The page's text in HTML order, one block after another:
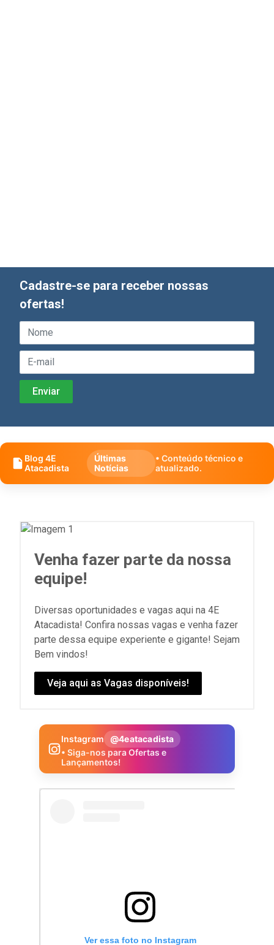
Cadastre-se para receber nossas
ofertas!
Blog 4E
Atacadista
Últimas
Notícias
• Conteúdo técnico e
atualizado.
Venha fazer parte da nossa
equipe!
Diversas oportunidades e vagas aqui na 4E
Atacadista! Confira nossas vagas e venha fazer
parte dessa equipe experiente e gigante! Sejam
Bem vindos!
Veja aqui as Vagas disponíveis!
Instagram
@4eatacadista
• Siga-nos para Ofertas e
Lançamentos!
Ver essa foto no Instagram